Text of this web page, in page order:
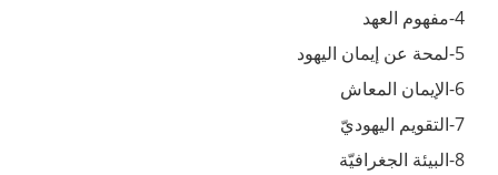
4-مفهوم العهد
5-لمحة عن إيمان اليهود
6-الإيمان المعاش
7-التقويم اليهوديّ
8-البيئة الجغرافيّة